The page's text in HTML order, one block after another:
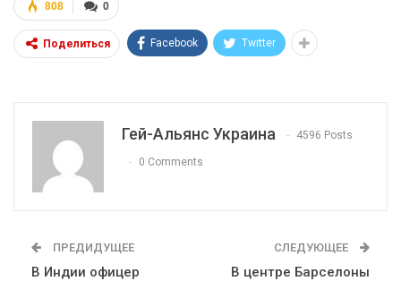
0
808
Поделиться Facebook Twitter
Гей-Альянс Украина 4596 Posts
0 Comments
ПРЕДИДУЩЕЕ
В Индии офицер
СЛЕДУЮЩЕЕ
В центре Барселоны